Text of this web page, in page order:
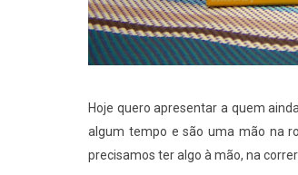
Hoje quero apresentar a quem
algum tempo e são uma mão na
precisamos ter algo à mão, na